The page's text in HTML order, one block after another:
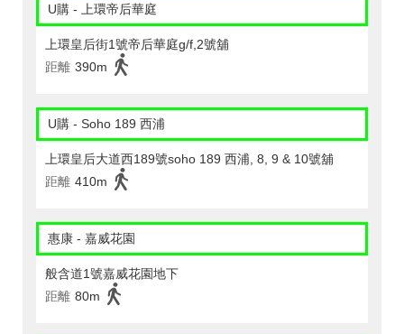
U購 - 上環帝后華庭
上環皇后街1號帝后華庭g/f,2號舖
距離 390m
U購 - Soho 189 西浦
上環皇后大道西189號soho 189 西浦, 8, 9 & 10號舖
距離 410m
惠康 - 嘉威花園
般含道1號嘉威花園地下
距離 80m